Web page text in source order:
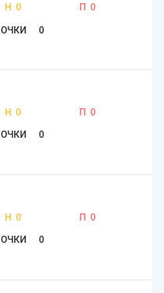
Н 0 П 0
ОЧКИ 0
Н 0 П 0
ОЧКИ 0
Н 0 П 0
ОЧКИ 0